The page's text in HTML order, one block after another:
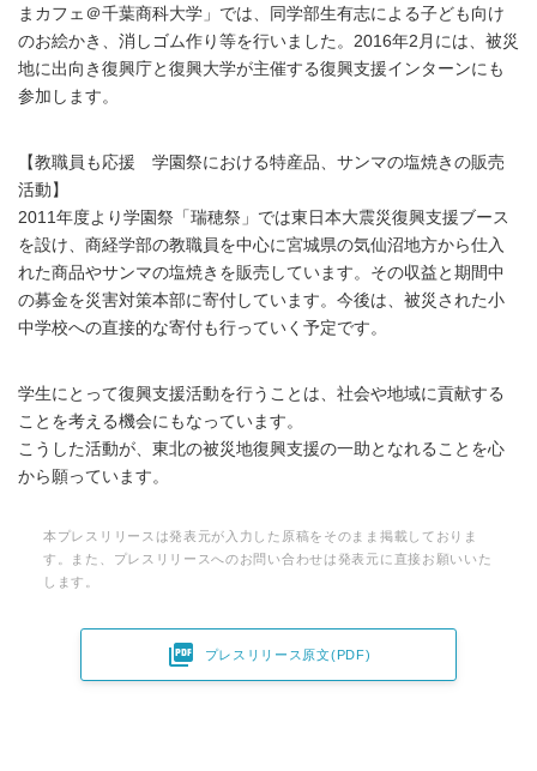
まカフェ＠千葉商科大学」では、同学部生有志による子ども向け
のお絵かき、消しゴム作り等を行いました。2016年2月には、被災
地に出向き復興庁と復興大学が主催する復興支援インターンにも
参加します。
【教職員も応援 学園祭における特産品、サンマの塩焼きの販売
活動】
2011年度より学園祭「瑞穂祭」では東日本大震災復興支援ブース
を設け、商経学部の教職員を中心に宮城県の気仙沼地方から仕入
れた商品やサンマの塩焼きを販売しています。その収益と期間中
の募金を災害対策本部に寄付しています。今後は、被災された小
中学校への直接的な寄付も行っていく予定です。
学生にとって復興支援活動を行うことは、社会や地域に貢献する
ことを考える機会にもなっています。
こうした活動が、東北の被災地復興支援の一助となれることを心
から願っています。
本プレスリリースは発表元が入力した原稿をそのまま掲載しておりま
す。また、プレスリリースへのお問い合わせは発表元に直接お願いいた
します。
 プレスリリース原文(PDF)